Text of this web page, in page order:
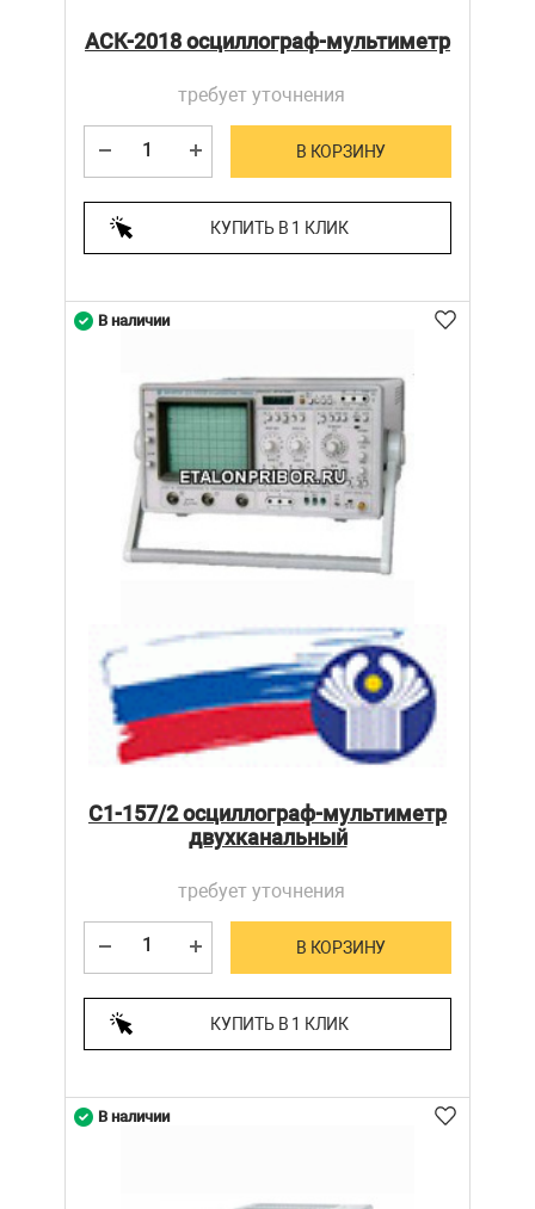
АСК-2018 осциллограф-мультиметр
требует уточнения
В КОРЗИНУ
КУПИТЬ В 1 КЛИК
С1-157/2 осциллограф-мультиметр
двухканальный
требует уточнения
В КОРЗИНУ
КУПИТЬ В 1 КЛИК
В наличии
В наличии